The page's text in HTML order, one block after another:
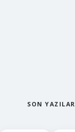
SON YAZILAR